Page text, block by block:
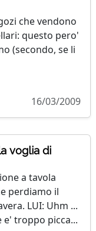
che vendono
questo pero'
(secondo, se li
16/03/2009
voglia di
a tavola
perdiamo il
LUI: Uhm ...
e' troppo picca...